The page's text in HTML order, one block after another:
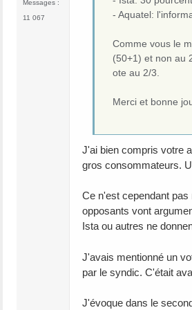
Messages :
11 067
- Aquatel:
Comme vous le
(50+1) et non au
ote au 2/3.
Merci et bonne
J'ai bien compris votre
gros consommateurs.
Ce n'est cependant
opposants vont
Ista ou autres ne
J'avais mentionné un
par le syndic. C'était
J'évoque dans le